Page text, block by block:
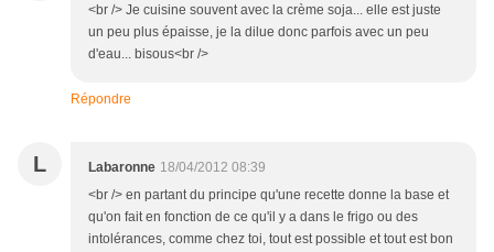
<br /> Je cuisine souvent avec la crème soja... elle est juste
un peu plus épaisse, je la dilue donc parfois avec un peu
d'eau... bisous<br />
Répondre
L Labaronne 18/04/2012 08:39
<br /> en partant du principe qu'une recette donne la base et
qu'on fait en fonction de ce qu'il y a dans le frigo ou des
intolérances, comme chez toi, tout est possible et tout est bon